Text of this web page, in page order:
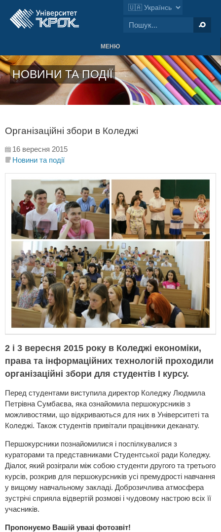
МЕНЮ
НОВИНИ ТА ПОДІЇ
Організаційні збори в Коледжі
16 вересня 2015
Новини та події
2 і 3 вересня 2015 року в Коледжі економіки,
права та інформаційних технологій проходили
організаційні збори для студентів І курсу.
Перед студентами виступила директор Коледжу Людмила
Петрівна Сумбаєва, яка ознайомила першокурсників з
можливостями, що відкриваються для них в Університеті та
Коледжі. Також студентів привітали працівники деканату.
Першокурсники познайомилися і поспілкувалися з
кураторами та представниками Студентської ради Коледжу.
Діалог, який розіграли між собою студенти другого та третього
курсів, розкрив для першокурсників усі премудрості навчання
у вищому навчальному закладі. Доброзичлива атмосфера
зустрічі сприяла відвертій розмові і чудовому настрою всіх її
учасників.
Пропонуємо Вашій увазі фотозвіт!